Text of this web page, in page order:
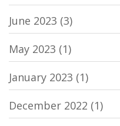
June 2023 (3)
May 2023 (1)
January 2023 (1)
December 2022 (1)